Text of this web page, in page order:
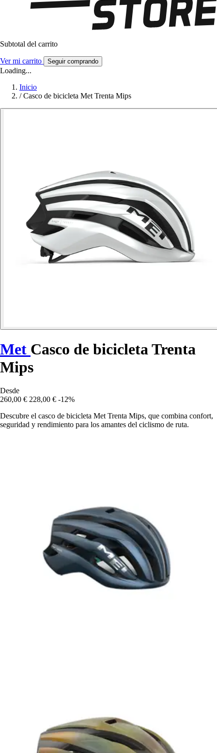
Subtotal del carrito
Ver mi carrito Seguir comprando
Loading...
Inicio
/ Casco de bicicleta Met Trenta Mips
Met Casco de bicicleta Trenta
Mips
Desde
260,00 € 228,00 € -12%
Descubre el casco de bicicleta Met Trenta Mips, que combina confort,
seguridad y rendimiento para los amantes del ciclismo de ruta.